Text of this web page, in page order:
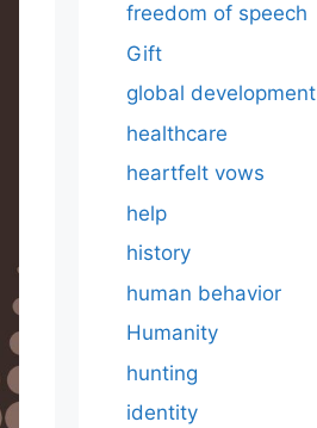
freedom of speech
Gift
global development
healthcare
heartfelt vows
help
history
human behavior
Humanity
hunting
identity